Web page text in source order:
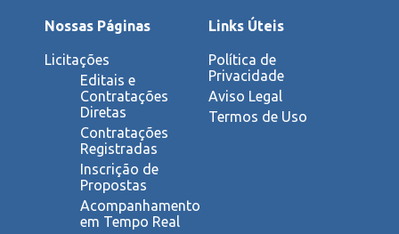
Nossas Páginas
Licitações
Editais e
Contratações
Diretas
Contratações
Registradas
Inscrição de
Propostas
Acompanhamento
em Tempo Real
Links Úteis
Política de
Privacidade
Aviso Legal
Termos de Uso